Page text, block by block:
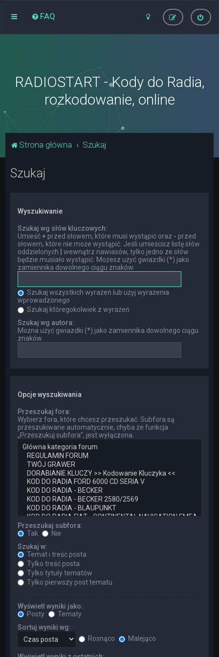
FAQ
RADIOSTART - Kody do Radia,
rozkodowanie, online
Strona główna Szukaj
Szukaj
Wyszukiwanie
Szukaj wg słów kluczowych:
Umieść+ przed słowem, które musi wystąpić oraz - przed
słowem, które nie może wystąpić. Jeśli umieścisz listę słów
oddzielonych
wewnątrz nawiasów, tylko jedno ze słów
będzie musiało wystąpić. Możesz użyć gwiazdki (*) jako
zamiennika dowolnego ciągu znaków.
Szukaj wszystkich wyrażeń lub użyj wyrażenia
wprowadzonego
Szukaj któregokolwiek z wyrażeń
Szukaj wg autora:
Można użyć gwiazdki (*) jako zamiennika dowolnego ciągu
znaków.
Opcje wyszukiwania
Przeszukaj fora:
Wybierz fora, które chcesz przeszukać. Subfora są
przeszukiwane automatycznie, chyba że funkcja
„Przeszukuj subfora”, jest wyłączona.
Przeszukaj subfora:
Tak
Nie
Szukaj w:
Temat i treść posta
Tylko treść posta
Tylko tytuły tematów
Tylko pierwszy post tematu
Wyświetl wyniki jako:
Posty
Tematy
Sortuj wyniki wg:
Rosnąco
Malejąco